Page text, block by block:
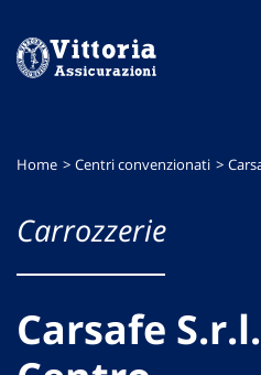
menu
contenuto
footer
Home Centri convenzionati
Carrozzerie
Carsafe